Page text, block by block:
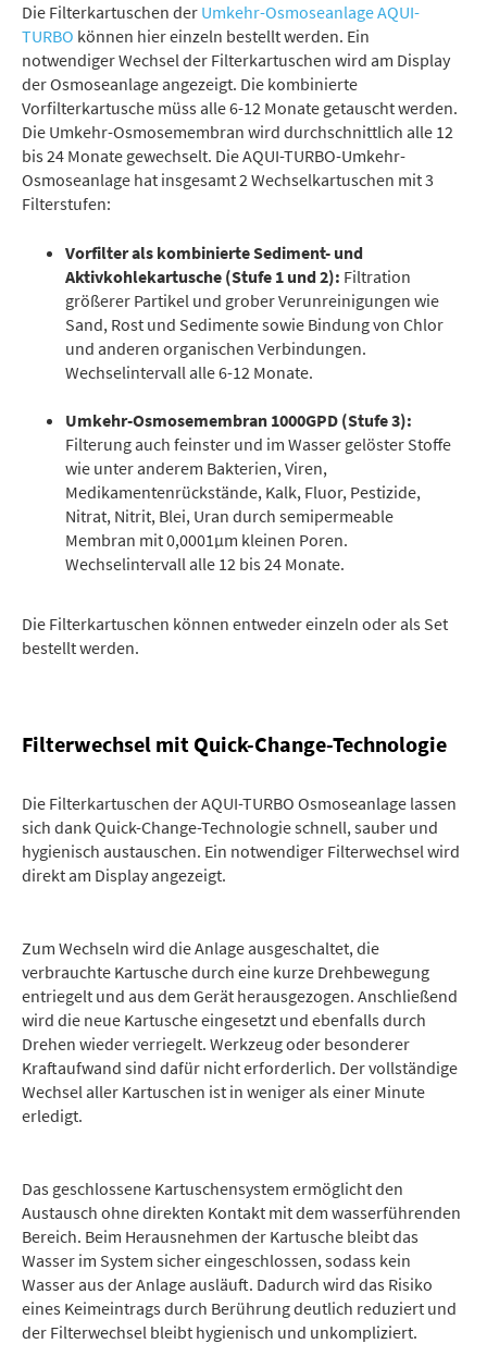
Die Filterkartuschen der Umkehr-Osmoseanlage AQUI-
TURBO können hier einzeln bestellt werden. Ein
notwendiger Wechsel der Filterkartuschen wird am Display
der Osmoseanlage angezeigt. Die kombinierte
Vorfilterkartusche müss alle 6-12 Monate getauscht werden.
Die Umkehr-Osmosemembran wird durchschnittlich alle 12
bis 24 Monate gewechselt. Die AQUI-TURBO-Umkehr-
Osmoseanlage hat insgesamt 2 Wechselkartuschen mit 3
Filterstufen:
Vorfilter als kombinierte Sediment- und
Aktivkohlekartusche (Stufe 1 und 2): Filtration
größerer Partikel und grober Verunreinigungen wie
Sand, Rost und Sedimente sowie Bindung von Chlor
und anderen organischen Verbindungen.
Wechselintervall alle 6-12 Monate.
Umkehr-Osmosemembran 1000GPD (Stufe 3):
Filterung auch feinster und im Wasser gelöster Stoffe
wie unter anderem Bakterien, Viren,
Medikamentenrückstände, Kalk, Fluor, Pestizide,
Nitrat, Nitrit, Blei, Uran durch semipermeable
Membran mit 0,0001µm kleinen Poren.
Wechselintervall alle 12 bis 24 Monate.
Die Filterkartuschen können entweder einzeln oder als Set
bestellt werden.
Filterwechsel mit Quick-Change-Technologie
Die Filterkartuschen der AQUI-TURBO Osmoseanlage lassen
sich dank Quick-Change-Technologie schnell, sauber und
hygienisch austauschen. Ein notwendiger Filterwechsel wird
direkt am Display angezeigt.
Zum Wechseln wird die Anlage ausgeschaltet, die
verbrauchte Kartusche durch eine kurze Drehbewegung
entriegelt und aus dem Gerät herausgezogen. Anschließend
wird die neue Kartusche eingesetzt und ebenfalls durch
Drehen wieder verriegelt. Werkzeug oder besonderer
Kraftaufwand sind dafür nicht erforderlich. Der vollständige
Wechsel aller Kartuschen ist in weniger als einer Minute
erledigt.
Das geschlossene Kartuschensystem ermöglicht den
Austausch ohne direkten Kontakt mit dem wasserführenden
Bereich. Beim Herausnehmen der Kartusche bleibt das
Wasser im System sicher eingeschlossen, sodass kein
Wasser aus der Anlage ausläuft. Dadurch wird das Risiko
eines Keimeintrags durch Berührung deutlich reduziert und
der Filterwechsel bleibt hygienisch und unkompliziert.